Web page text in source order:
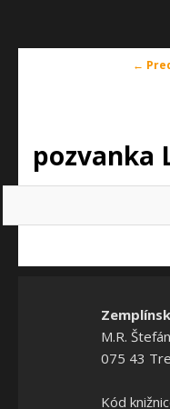
←
pozvanka
M.R.
075 43
Kód